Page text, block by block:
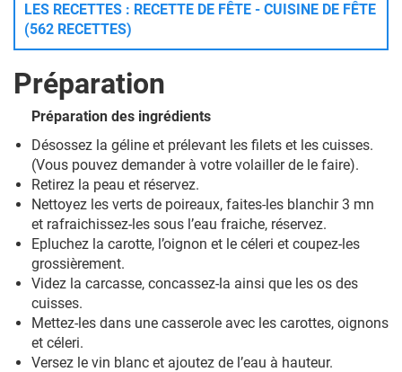
LES RECETTES : RECETTE DE FÊTE - CUISINE DE FÊTE
(562 RECETTES)
Préparation
Préparation des ingrédients
Désossez la géline et prélevant les filets et les cuisses.
(Vous pouvez demander à votre volailler de le faire).
Retirez la peau et réservez.
Nettoyez les verts de poireaux, faites-les blanchir 3 mn
et rafraichissez-les sous l’eau fraiche, réservez.
Epluchez la carotte, l’oignon et le céleri et coupez-les
grossièrement.
Videz la carcasse, concassez-la ainsi que les os des
cuisses.
Mettez-les dans une casserole avec les carottes, oignons
et céleri.
Versez le vin blanc et ajoutez de l’eau à hauteur.